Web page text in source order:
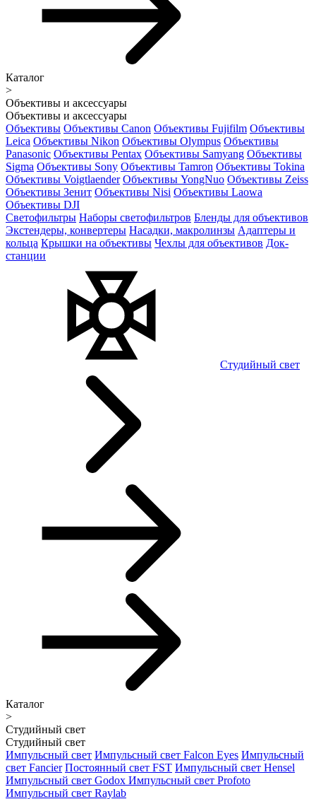
Каталог
>
Объективы и аксессуары
Объективы и аксессуары
Объективы Объективы Canon Объективы Fujifilm Объективы
Leica Объективы Nikon Объективы Olympus Объективы
Panasonic Объективы Pentax Объективы Samyang Объективы
Sigma Объективы Sony Объективы Tamron Объективы Tokina
Объективы Voigtlaender Объективы YongNuo Объективы Zeiss
Объективы Зенит Объективы Nisi Объективы Laowa
Объективы DJI
Светофильтры Наборы светофильтров Бленды для объективов
Экстендеры, конвертеры Насадки, макролинзы Адаптеры и
кольца Крышки на объективы Чехлы для объективов Док-
станции
Студийный свет
Каталог
>
Студийный свет
Студийный свет
Импульсный свет Импульсный свет Falcon Eyes Импульсный
свет Fancier Постоянный свет FST Импульсный свет Hensel
Импульсный свет Godox Импульсный свет Profoto
Импульсный свет Raylab